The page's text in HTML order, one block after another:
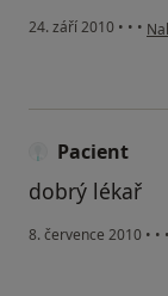
24. září 2010 • • •
Pacient
dobrý lékař
8. července 2010 • • •